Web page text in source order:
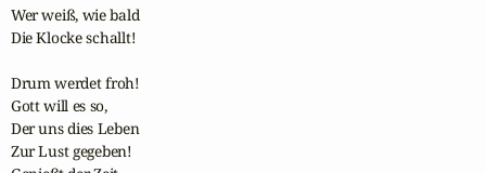
Wer weiß, wie bald
Die Klocke schallt!
Drum werdet froh!
Gott will es so,
Der uns dies Leben
Zur Lust gegeben!